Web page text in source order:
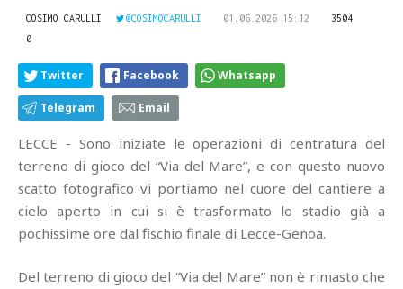
COSIMO CARULLI @COSIMOCARULLI 01.06.2026 15:12
3504
0
Twitter Facebook Whatsapp
Telegram Email
LECCE - Sono iniziate le operazioni di centratura del
terreno di gioco del “Via del Mare”, e con questo nuovo
scatto fotografico vi portiamo nel cuore del cantiere a
cielo aperto in cui si è trasformato lo stadio già a
pochissime ore dal fischio finale di Lecce-Genoa.
Del terreno di gioco del “Via del Mare” non è rimasto che